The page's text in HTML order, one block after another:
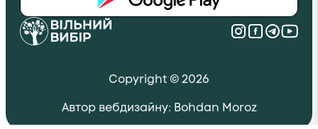
Copyright © 2026
Автор вебдизайну: Bohdan Moroz